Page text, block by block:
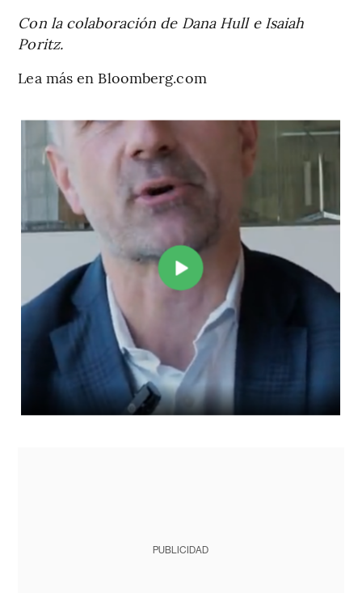
Con la colaboración de Dana Hull e Isaiah
Poritz.
Lea más en Bloomberg.com
PUBLICIDAD